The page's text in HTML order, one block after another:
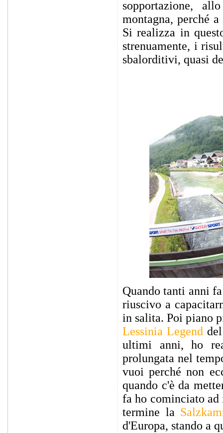
sopportazione,
montagna, perché
Si realizza in
strenuamente, i
sbalorditivi, quasi
Quando tanti anni
riuscivo a
in salita. Poi piano
Lessinia Legend
ultimi anni, ho
prolungata nel
vuoi perché non
quando c'è da
fa ho cominciato ad
termine la
d'Europa, stando a